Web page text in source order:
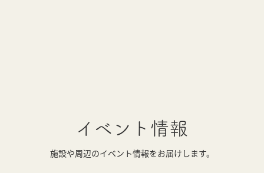
イベント情報
施設や周辺のイベント情報をお届けします。